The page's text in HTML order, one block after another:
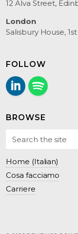
12 Alva Street,
London
Salisbury House,
FOLLOW
BROWSE
Home (Italian)
Cosa facciamo
Carriere